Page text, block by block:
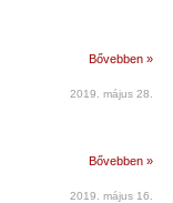
Bővebben »
2019. május 28.
Bővebben »
2019. május 16.